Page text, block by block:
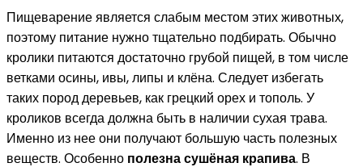
Пищеварение является слабым местом этих животных,
поэтому питание нужно тщательно подбирать. Обычно
кролики питаются достаточно грубой пищей, в том числе
ветками осины, ивы, липы и клёна. Следует избегать
таких пород деревьев, как грецкий орех и тополь. У
кроликов всегда должна быть в наличии сухая трава.
Именно из нее они получают большую часть полезных
веществ. Особенно полезна сушёная крапива. В